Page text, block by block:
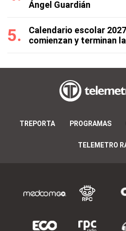
Ángel Guardián
Calendario escolar
comienzan y terminan
TREPORTA PROGRAMAS
TELEMETRO